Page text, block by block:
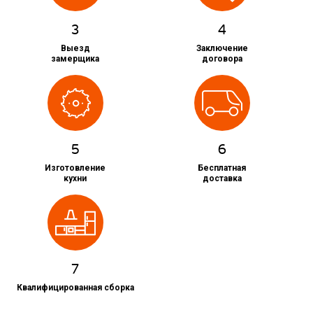
3
Выезд
замерщика
4
Заключение
договора
5
Изготовление
кухни
6
Бесплатная
доставка
7
Квалифицированная сборка